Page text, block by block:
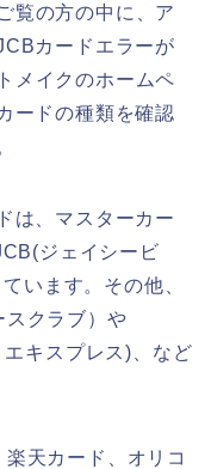
覧の方の中に、ア
カードエラーが
メイクのホームペ
ードの種類を確認
は、マスターカー
ジェイシービ
います。その他、
クラブ）や
キスプレス)、など
天カード、オリコ